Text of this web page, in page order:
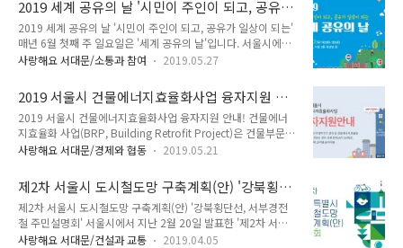
등이 살고 있답니다. 안산에 서식..
함되어 있으며 본 계획에 대하여 4월 10일에 주민공청회를 개최
하였습니다. 서울시에서 국토교통부와 사전협의를 완료하고 그
결과에 대하여 추가로 주민설명회를 개최합니다. 주민설명회 개
최 안내 ○ 개최일시 : 2019. 6. 7.(금) 15:00 ~ 16:30 ○ 개최
시민, 언론사 등 ○ 주요내용 : 도시철도망계획(안) 수립..
2019 세계 공유의 날 '시민이 주인이 되고, 공유
가 일상이 되는'
2019 세계 공유의 날 '시민이 주인이 되고, 공유가 일상이 되는'
매년 6월 첫째 주 일요일은 '세계 공유의 날'입니다. 서울시에서
는 시민들에게 '공유'를 보다 효과적으로 알리기 위해서 '세계 공
2019 세계 공유의 날 행사는 2019년 6월 2일에 서울광장 동편,
시청 3층 대강당 등의 장소에서 진행됩니다. 공유기업 단체, 공
유 전문가, 공유업무 담당자, 일반 시민들이 모두 참여할 수 있는
세계 공유의 날 행사에 많은 관심과 참여 부탁드립니다. 2019
세계 공유의 날 ● 일 시 : 2019. 6. 2.(일) 09:00 ~ 18:00 ● 장
체, 공유전문가, 공유업무 담당..
사랑해요 서대문/소통과 참여 2019.05.27
2019 서울시 건물에너지효율화사업 융자지원 안
내!
2019 서울시 건물에너지효율화사업 융자지원 안내! 건물에너
지효율화 사업(BRP, Building Retrofit Project)은 건물부문의
에너지 절감 및 이용효율을 향상시키기 위해 비효율적이고 낭비
단열재를 교체하거나 조명을 형광등에서 LED로 교체하는 등의
에너지효율화사업을 추진하는 분에게 자금을 융자해 주는 정책
을 시행하고 있습니다. 건물의 이용효율부문 개선에 관심 있으신
분들은 인터넷 융자신청시스템을 통해 신청해주세요. 2019년
서울시 건물에너지효율화사업 융자지원 안내 ● 지원대상 : 서
사랑해요 서대문/경제와 협동 2019.05.21
제2차 서울시 도시철도망 구축계획(안) '강북횡단
선, 서부경전철 주민설명회'
제2차 서울시 도시철도망 구축계획(안) '강북횡단선, 서부경전
철 주민설명회' 서울시에서 지난 2월 20일 발표한 '제2차 서울
시 도시철도망구축계획(안)'에는 서대문구를 경유하는 강북횡단
사랑해요 서대문/건설과 교통 2019.04.05